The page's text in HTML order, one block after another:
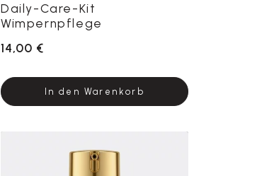
Daily-Care-Kit
Wimpernpflege
14,00 €
In den Warenkorb